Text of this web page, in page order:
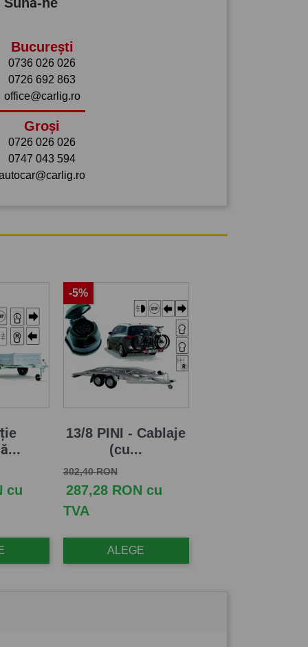
București
0736 026 026
0726 692 863
office@carlig.ro
Groși
0726 026 026
0747 043 594
cu
13/8 PINI - Cablaje
(cu...
Pret de baza
302,40 RONPret
287,28 RON cu
TVA
ALEGE
-5%